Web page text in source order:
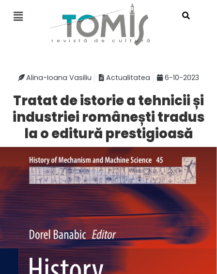
revistă de cultură
Alina-Ioana Vasiliu Actualitatea 6-10-2023
Tratat de istorie a tehnicii și
industriei românești tradus
la o editură prestigioasă